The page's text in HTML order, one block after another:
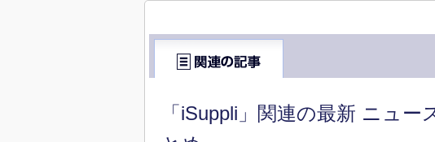
「iSuppli」関連の最新 ニュ